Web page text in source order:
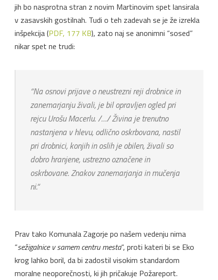
jih bo nasprotna stran z novim Martinovim spet lansirala
v zasavskih gostilnah. Tudi o teh zadevah se je že izrekla
inšpekcija (PDF, 177 KB), zato naj se anonimni “sosed”
nikar spet ne trudi:
“Na osnovi prijave o neustrezni reji drobnice in
zanemarjanju živali, je bil opravljen ogled pri
rejcu Urošu Macerlu. /…/ Živina je trenutno
nastanjena v hlevu, odlično oskrbovana, nastil
pri drobnici, konjih in oslih je obilen, živali so
dobro hranjene, ustrezno označene in
oskrbovane. Znakov zanemarjanja in mučenja
ni.“
Prav tako Komunala Zagorje po našem vedenju nima
“sežigalnice v samem centru mesta“, proti kateri bi se Eko
krog lahko boril, da bi zadostil visokim standardom
moralne neoporečnosti, ki jih pričakuje Požareport.